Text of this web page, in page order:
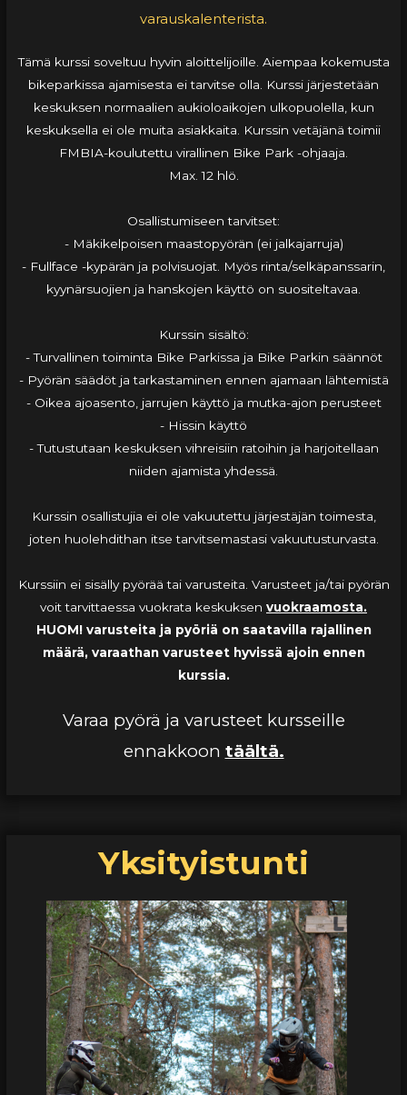
varauskalenterista.
Tämä kurssi soveltuu hyvin aloittelijoille. Aiempaa kokemusta
bikeparkissa ajamisesta ei tarvitse olla. Kurssi järjestetään
keskuksen normaalien aukioloaikojen ulkopuolella, kun
keskuksella ei ole muita asiakkaita. Kurssin vetäjänä toimii
FMBIA-koulutettu virallinen Bike Park -ohjaaja.
Max. 12 hlö.
Osallistumiseen tarvitset:
- Mäkikelpoisen maastopyörän (ei jalkajarruja)
- Fullface -kypärän ja polvisuojat. Myös rinta/selkäpanssarin,
kyynärsuojien ja hanskojen käyttö on suositeltavaa.
Kurssin sisältö:
- Turvallinen toiminta Bike Parkissa ja Bike Parkin säännöt
- Pyörän säädöt ja tarkastaminen ennen ajamaan lähtemistä
- Oikea ajoasento, jarrujen käyttö ja mutka-ajon perusteet
- Hissin käyttö
- Tutustutaan keskuksen vihreisiin ratoihin ja harjoitellaan
niiden ajamista yhdessä.
Kurssin osallistujia ei ole vakuutettu järjestäjän toimesta,
joten huolehdithan itse tarvitsemastasi vakuutusturvasta.
Kurssiin ei sisälly pyörää tai varusteita. Varusteet ja/tai pyörän
voit tarvittaessa vuokrata keskuksen vuokraamosta.
HUOM! varusteita ja pyöriä on saatavilla rajallinen
määrä, varaathan varusteet hyvissä ajoin ennen
kurssia.
Varaa pyörä ja varusteet kursseille
ennakkoon täältä.
Yksityistunti